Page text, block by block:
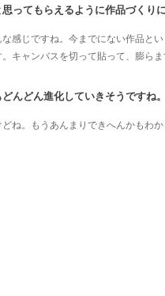
ってもらえるように作品づくり
感じですね。今までにない作品と
キャンバスを切って貼って、膨ら
んどん進化していきそうですね。
ね。もうあんまりできへんかもわ